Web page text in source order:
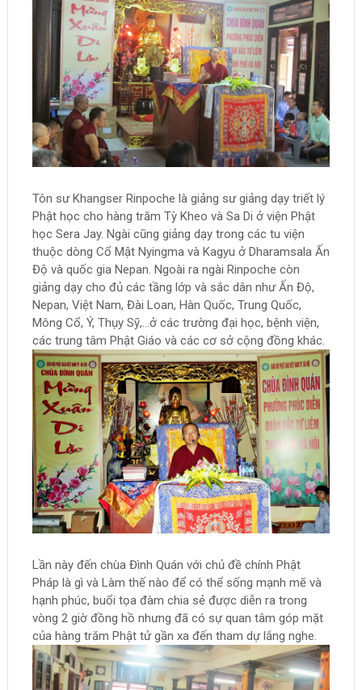
Tôn sư Khangser Rinpoche là giảng sư giảng dạy triết lý
Phật học cho hàng trăm Tỳ Kheo và Sa Di ở viện Phật
học Sera Jay. Ngài cũng giảng dạy trong các tu viện
thuộc dòng Cổ Mật Nyingma và Kagyu ở Dharamsala Ấn
Độ và quốc gia Nepan. Ngoài ra ngài Rinpoche còn
giảng dạy cho đủ các tầng lớp và sắc dân như Ấn Độ,
Nepan, Việt Nam, Đài Loan, Hàn Quốc, Trung Quốc,
Mông Cổ, Ý, Thụy Sỹ,…ở các trường đại học, bệnh viện,
các trung tâm Phật Giáo và các cơ sở cộng đồng khác.
Lần này đến chùa Đình Quán với chủ đề chính Phật
Pháp là gì và Làm thế nào để có thể sống mạnh mẽ và
hạnh phúc, buổi tọa đàm chia sẻ được diễn ra trong
vòng 2 giờ đồng hồ nhưng đã có sự quan tâm góp mặt
của hàng trăm Phật tử gần xa đến tham dự lắng nghe.